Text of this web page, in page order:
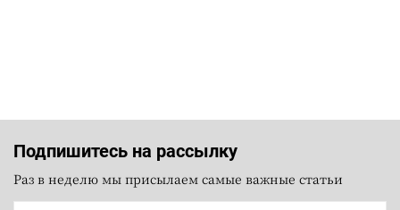
Подпишитесь на рассылку
Раз в неделю мы присылаем самые важные статьи